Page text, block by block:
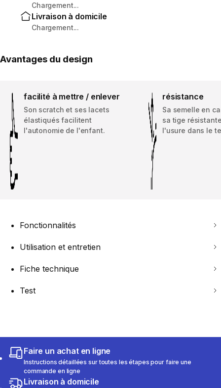
Chargement...
Livraison à domicile
Chargement...
Avantages du design
facilité à mettre / enlever
Son scratch et ses lacets
élastiqués facilitent
l'autonomie de l'enfant.
résistance
Sa semelle en
sa tige
l'usure dans le
Fonctionnalités
Utilisation et entretien
Fiche technique
Test
Faire un achat en ligne
Instructions détaillées sur toutes les étapes pour faire une
commande en ligne
Livraison à domicile